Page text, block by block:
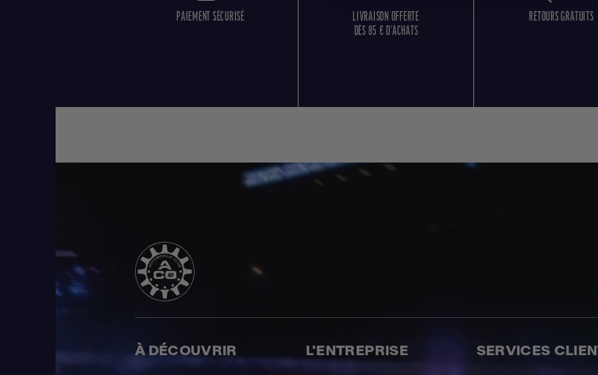
PAIEMENT SÉCURISÉ
LIVRAISON OFFERTE
DÈS 85 € D'ACHATS
RETOURS GRATUITS
À DÉCOUVRIR L'ENTREPRISE SERVICES